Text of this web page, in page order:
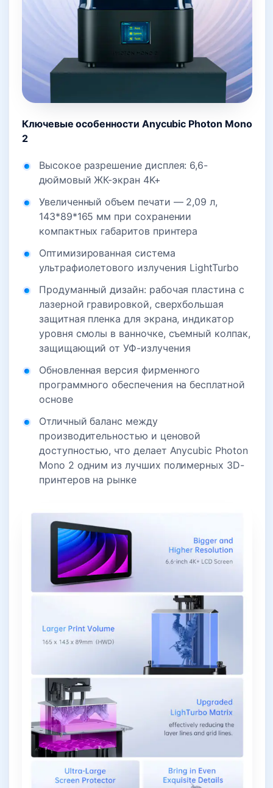
Ключевые особенности Anycubic Photon Mono
2
Высокое разрешение дисплея: 6,6-
дюймовый ЖК-экран 4K+
Увеличенный объем печати — 2,09 л,
143*89*165 мм при сохранении
компактных габаритов принтера
Оптимизированная система
ультрафиолетового излучения LightTurbo
Продуманный дизайн: рабочая пластина с
лазерной гравировкой, сверхбольшая
защитная пленка для экрана, индикатор
уровня смолы в ванночке, съемный колпак,
защищающий от УФ-излучения
Обновленная версия фирменного
программного обеспечения на бесплатной
основе
Отличный баланс между
производительностью и ценовой
доступностью, что делает Anycubic Photon
Mono 2 одним из лучших полимерных 3D-
принтеров на рынке